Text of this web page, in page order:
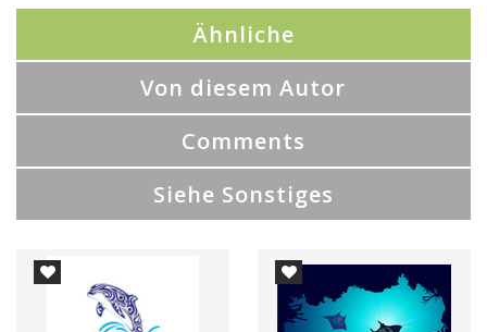
Ähnliche
Von diesem Autor
Comments
Siehe Sonstiges